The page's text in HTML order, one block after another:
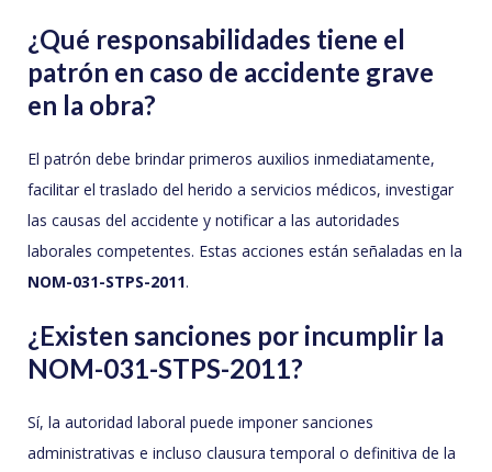
¿Qué responsabilidades tiene el
patrón en caso de accidente grave
en la obra?
El patrón debe brindar primeros auxilios inmediatamente,
facilitar el traslado del herido a servicios médicos, investigar
las causas del accidente y notificar a las autoridades
laborales competentes. Estas acciones están señaladas en la
NOM-031-STPS-2011.
¿Existen sanciones por incumplir la
NOM-031-STPS-2011?
Sí, la autoridad laboral puede imponer sanciones
administrativas e incluso clausura temporal o definitiva de la